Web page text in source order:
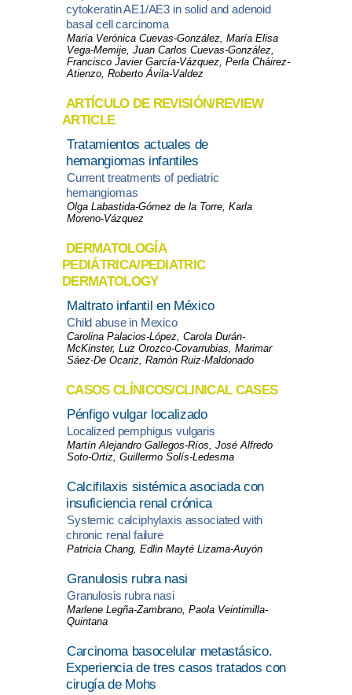
cytokeratin AE1/AE3 in solid and adenoid
basal cell carcinoma
María Verónica Cuevas-González, María Elisa
Vega-Memije, Juan Carlos Cuevas-González,
Francisco Javier García-Vázquez, Perla Cháirez-
Atienzo, Roberto Ávila-Valdez
ARTÍCULO DE REVISIÓN/REVIEW
ARTICLE
Tratamientos actuales de
hemangiomas infantiles
Current treatments of pediatric
hemangiomas
Olga Labastida-Gómez de la Torre, Karla
Moreno-Vázquez
DERMATOLOGÍA
PEDIÁTRICA/PEDIATRIC
DERMATOLOGY
Maltrato infantil en México
Child abuse in Mexico
Carolina Palacios-López, Carola Durán-
McKinster, Luz Orozco-Covarrubias, Marimar
Sáez-De Ocariz, Ramón Ruiz-Maldonado
CASOS CLÍNICOS/CLINICAL CASES
Pénfigo vulgar localizado
Localized pemphigus vulgaris
Martín Alejandro Gallegos-Ríos, José Alfredo
Soto-Ortiz, Guillermo Solís-Ledesma
Calcifilaxis sistémica asociada con
insuficiencia renal crónica
Systemic calciphylaxis associated with
chronic renal failure
Patricia Chang, Edlin Mayté Lizama-Auyón
Granulosis rubra nasi
Granulosis rubra nasi
Marlene Legña-Zambrano, Paola Veintimilla-
Quintana
Carcinoma basocelular metastásico.
Experiencia de tres casos tratados con
cirugía de Mohs